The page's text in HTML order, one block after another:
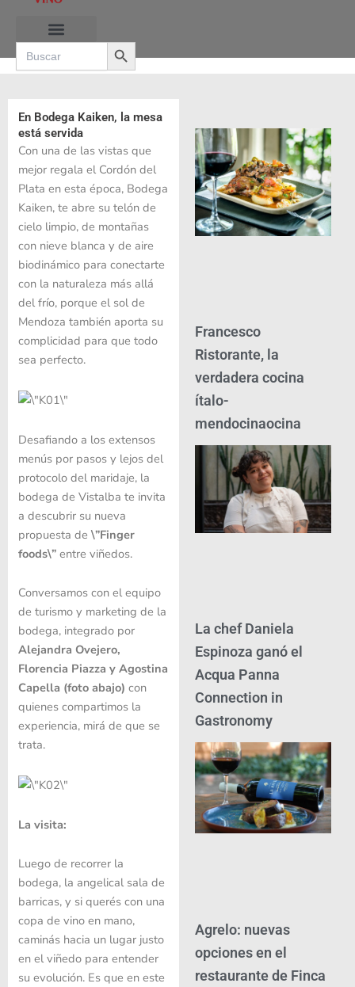
contenido
Search
for:
Search Button
En Bodega Kaiken, la mesa
está servida
Con una de las vistas que
mejor regala el Cordón del
Plata en esta época, Bodega
Kaiken, te abre su telón de
cielo limpio, de montañas
con nieve blanca y de aire
biodinámico para conectarte
con la naturaleza más allá
del frío, porque el sol de
Mendoza también aporta su
complicidad para que todo
sea perfecto.
Desafiando a los extensos
menús por pasos y lejos del
protocolo del maridaje, la
bodega de Vistalba te invita
a descubrir su nueva
propuesta de \”Finger
foods\”entre viñedos.
Conversamos con el equipo
de turismo y marketing de la
bodega, integrado por
Alejandra Ovejero,
Florencia Piazza y Agostina
Capella (foto abajo) con
quienes compartimos la
experiencia, mirá de que se
trata.
La visita:
Luego de recorrer la
bodega, la angelical sala de
barricas, y si querés con una
copa de vino en mano,
caminás hacia un lugar justo
en el viñedo para entender
su evolución. Es que en este
Francesco
Ristorante, la
verdadera cocina
ítalo-
mendocinaocina
La chef Daniela
Espinoza ganó el
Acqua Panna
Connection in
Gastronomy
Agrelo: nuevas
opciones en el
restaurante de Finca